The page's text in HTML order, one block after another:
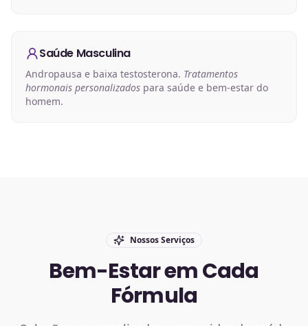
Saúde Masculina
Andropausa e baixa testosterona. Tratamentos
hormonais personalizados para saúde e bem-estar do
homem.
Nossos Serviços
Bem-Estar em Cada
Fórmula